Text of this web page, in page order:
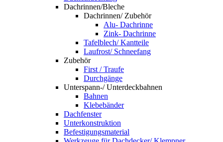
Dachrinnen/Bleche
Dachrinnen/ Zubehör
Alu- Dachrinne
Zink- Dachrinne
Tafelblech/ Kantteile
Laufrost/ Schneefang
Zubehör
First / Traufe
Durchgänge
Unterspann-/ Unterdeckbahnen
Bahnen
Klebebänder
Dachfenster
Unterkonstruktion
Befestigungsmaterial